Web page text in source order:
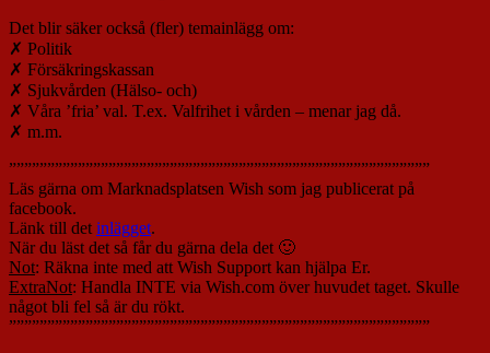
Det blir säker också (fler) temainlägg om:
✗ Politik
✗ Försäkringskassan
✗ Sjukvården (Hälso- och)
✗ Våra ’fria’ val. T.ex. Valfrihet i vården – menar jag då.
✗ m.m.
”””””””””””””””””””””””””””””””””””””””””””””””””””””””
Läs gärna om Marknadsplatsen Wish som jag publicerat på
facebook.
Länk till detinlägget.
När du läst det så får du gärna dela det 🙂
Not: Räkna inte med att Wish Support kan hjälpa Er.
ExtraNot: Handla INTE via Wish.com över huvudet taget. Skulle
något bli fel så är du rökt.
”””””””””””””””””””””””””””””””””””””””””””””””””””””””